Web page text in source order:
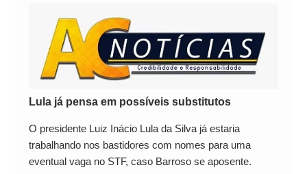
Lula já pensa em possíveis substitutos
O presidente Luiz Inácio Lula da Silva já estaria
trabalhando nos bastidores com nomes para uma
eventual vaga no STF, caso Barroso se aposente.